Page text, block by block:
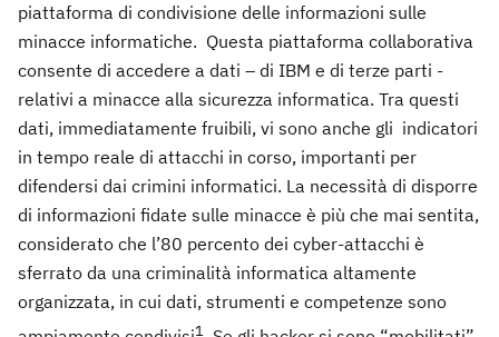
piattaforma di condivisione delle informazioni sulle
minacce informatiche. Questa piattaforma collaborativa
consente di accedere a dati – di IBM e di terze parti -
relativi a minacce alla sicurezza informatica. Tra questi
dati, immediatamente fruibili, vi sono anche gli indicatori
in tempo reale di attacchi in corso, importanti per
difendersi dai crimini informatici. La necessità di disporre
di informazioni fidate sulle minacce è più che mai sentita,
considerato che l’80 percento dei cyber-attacchi è
sferrato da una criminalità informatica altamente
organizzata, in cui dati, strumenti e competenze sono
1